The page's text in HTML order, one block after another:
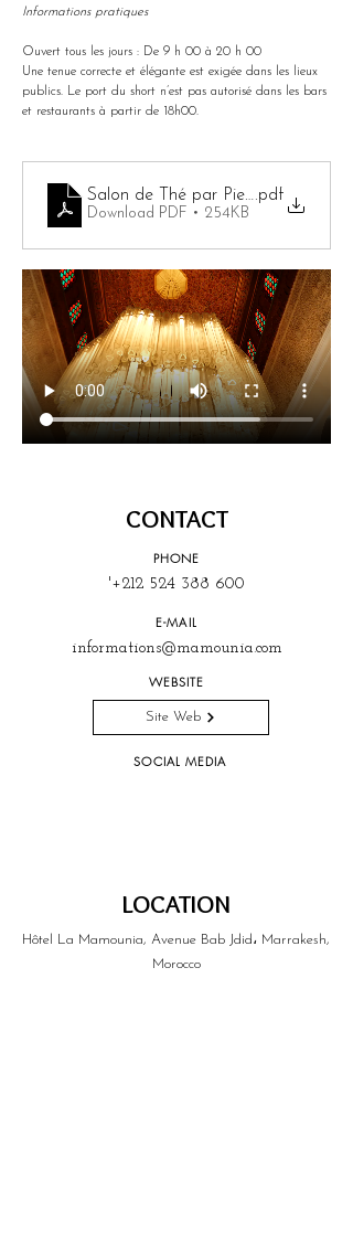
Informations pratiques
Ouvert tous les jours : De 9 h 00 à 20 h 00
Une tenue correcte et élégante est exigée dans les lieux
publics. Le port du short n’est pas autorisé dans les bars
et restaurants à partir de 18h00.
Salon de Thé par Pierre Hermé
.pdf
Download PDF • 254KB
PHONE
'+212 ‪524 ‪‪‪‪‪388 600
E-MAIL
informations@mamounia.com
WEBSITE
Site Web
SOCIAL MEDIA
CONTACT
LOCATION
Hôtel La Mamounia, Avenue Bab Jdid، Marrakesh,
Morocco